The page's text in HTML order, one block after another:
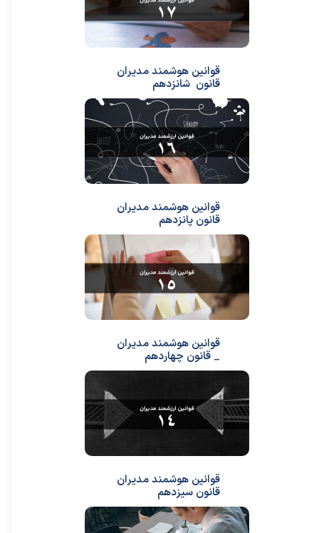
قوانین هوشمند مدیران
قانون شانزدهم
قوانین هوشمند مدیران
قانون پانزدهم
قوانین هوشمند مدیران
_ قانون چهاردهم
قوانین هوشمند مدیران
قانون سیزدهم